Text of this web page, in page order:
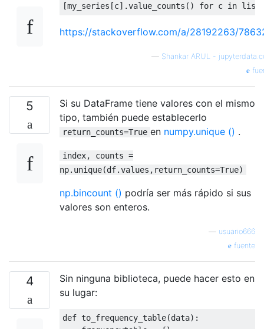
[my_series [c].value_counts () for c in list
https://stackoverflow.com/a/28192263/
— Shankar ARUL -
5
Si su DataFrame tiene valores con el mismo
tipo, también puede establecerlo
return_counts=True en numpy.unique () .
index, counts =
np.unique(df.values,return_counts=True)
np.bincount () podría ser más rápido si sus
valores son enteros.
usuario666
fuente
4
Sin ninguna biblioteca, puede hacer esto en
su lugar:
def to_frequency_table(data):